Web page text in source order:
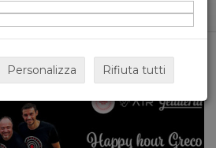
Personalizza Rifiuta tutti